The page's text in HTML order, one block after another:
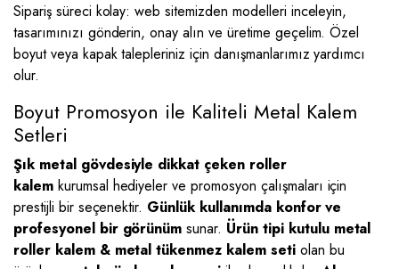
Sipariş süreci kolay: web sitemizden modelleri inceleyin,
tasarımınızı gönderin, onay alın ve üretime geçelim. Özel
boyut veya kapak talepleriniz için danışmanlarımız yardımcı
olur.
Boyut Promosyon ile Kaliteli Metal Kalem
Setleri
Şık metal gövdesiyle dikkat çeken roller
kalemkurumsal hediyeler ve promosyon çalışmaları için
prestijli bir seçenektir. Günlük kullanımda konfor ve
profesyonel bir görünüm sunar. Ürün tipi kutulu metal
roller kalem & metal tükenmez kalem setiolan bu